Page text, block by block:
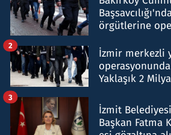
örgütlerine
İzmir merkezli
Yaklaşık 2
2
İzmit
Başkan Fatma
3